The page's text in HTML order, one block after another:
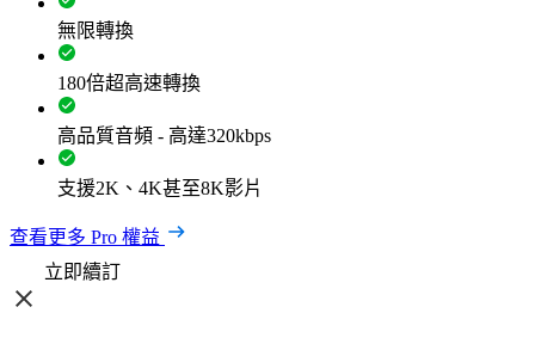
無限轉換
180倍超高速轉換
高品質音頻 - 高達320kbps
支援2K、4K甚至8K影片
查看更多 Pro 權益
立即續訂